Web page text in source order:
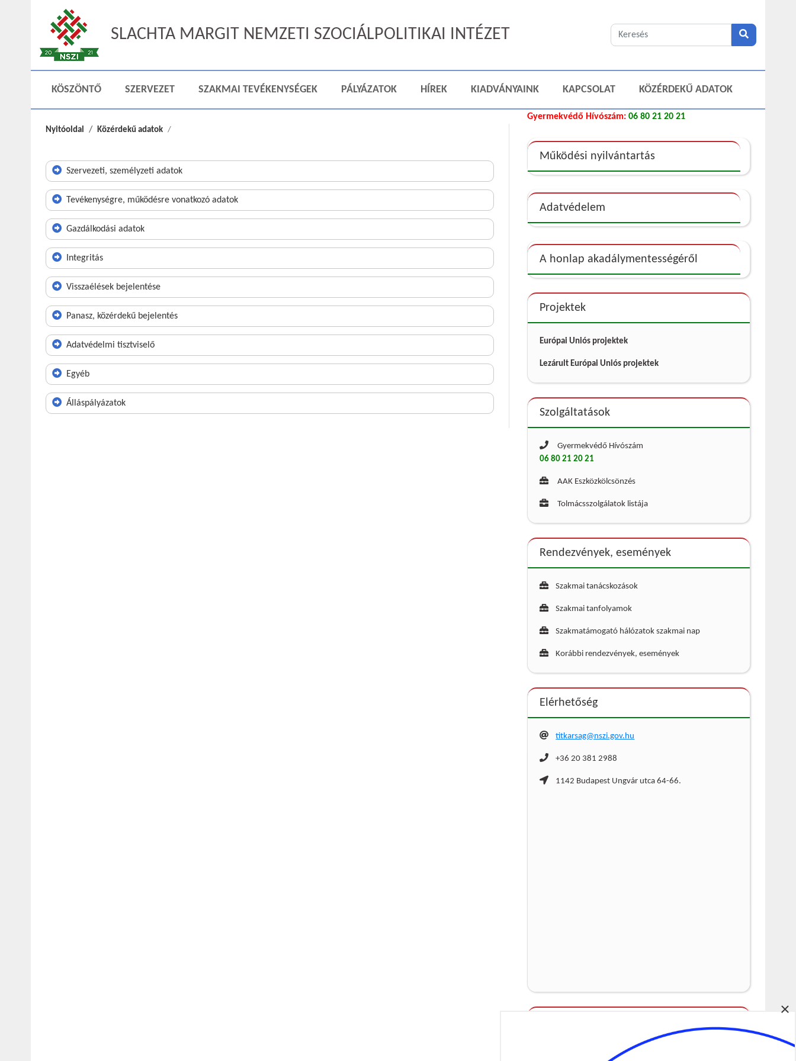
×
SLACHTA MARGIT NEMZETI SZOCIÁLPOLITIKAI INTÉZET
KÖSZÖNTŐ SZERVEZET SZAKMAI TEVÉKENYSÉGEK PÁLYÁZATOK HÍREK KIADVÁNYAINK KAPCSOLAT KÖZÉRDEKŰ ADATOK
Nyitóoldal Közérdekű adatok
Szervezeti, személyzeti adatok
Tevékenységre, működésre vonatkozó adatok
Gazdálkodási adatok
Integritás
Visszaélések bejelentése
Panasz, közérdekű bejelentés
Adatvédelmi tisztviselő
Egyéb
Álláspályázatok
Gyermekvédő Hívószám: 06 80 21 20 21
Működési nyilvántartás
Adatvédelem
A honlap akadálymentességéről
Projektek
Európai Uniós projektek
Lezárult Európai Uniós projektek
Szolgáltatások
Gyermekvédő Hívószám
06 80 21 20 21
AAK Eszközkölcsönzés
Tolmácsszolgálatok listája
Rendezvények, események
Szakmai tanácskozások
Szakmai tanfolyamok
Szakmatámogató hálózatok szakmai nap
Korábbi rendezvények, események
Elérhetőség
titkarsag@nszi.gov.hu
+36 20 381 2988
1142 Budapest Ungvár utca 64-66.